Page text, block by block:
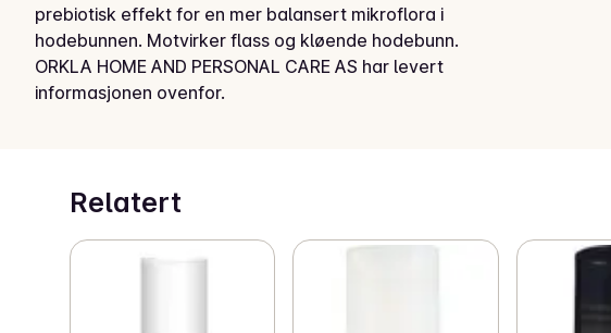
prebiotisk effekt for en mer balansert mikroflora i
hodebunnen. Motvirker flass og kløende hodebunn.
ORKLA HOME AND PERSONAL CARE AS har levert
informasjonen ovenfor.
Relatert